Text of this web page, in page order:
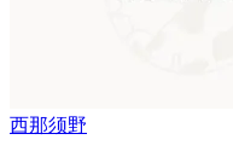
西那须野